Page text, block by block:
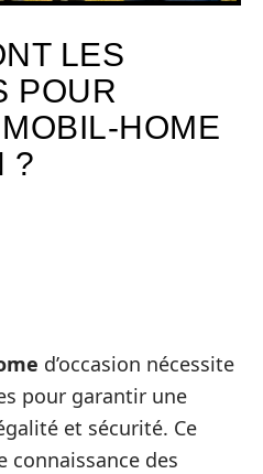
LES
POUR
HOME
?
d’occasion nécessite
pour garantir une
et sécurité. Ce
connaissance des